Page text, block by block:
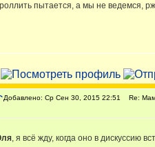
пытается, а мы не ведемся,
Добавлено: Ср Сен 30, 2015 22:51 Re:
, я всё жду, когда оно в дискуссию